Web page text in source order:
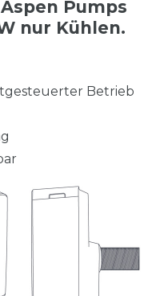
Pumps
nur Kühlen.
Betrieb